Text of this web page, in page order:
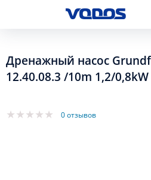
Дренажный насос
12.40.08.3 /10m 1,2/
0 отзывов